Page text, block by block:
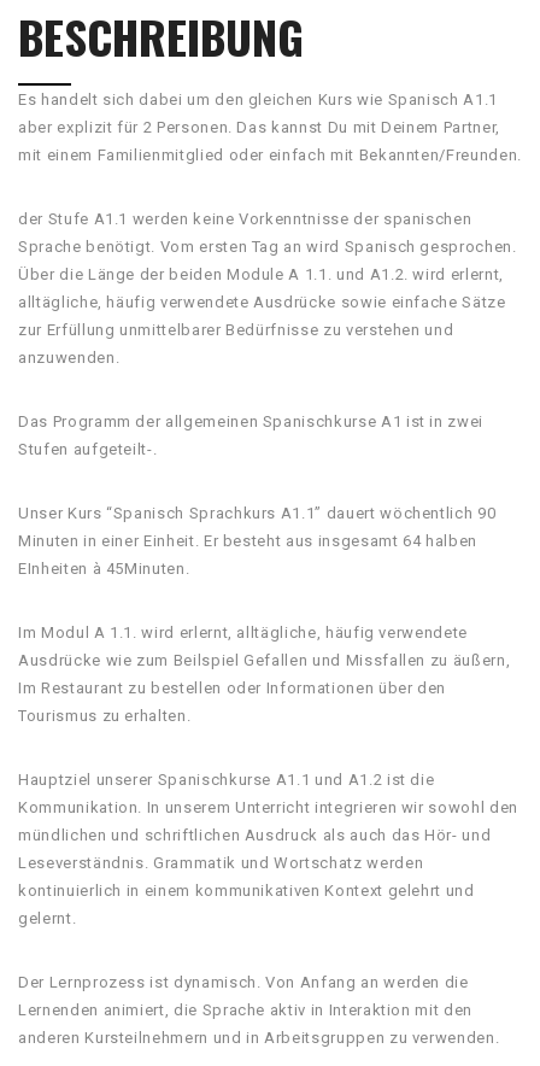
BESCHREIBUNG
Es handelt sich dabei um den gleichen Kurs wie Spanisch A1.1
aber explizit für 2 Personen. Das kannst Du mit Deinem Partner,
mit einem Familienmitglied oder einfach mit Bekannten/Freunden.
der Stufe A1.1 werden keine Vorkenntnisse der spanischen
Sprache benötigt. Vom ersten Tag an wird Spanisch gesprochen.
Über die Länge der beiden Module A 1.1. und A1.2. wird erlernt,
alltägliche, häufig verwendete Ausdrücke sowie einfache Sätze
zur Erfüllung unmittelbarer Bedürfnisse zu verstehen und
anzuwenden.
Das Programm der allgemeinen Spanischkurse A1 ist in zwei
Stufen aufgeteilt-.
Unser Kurs “Spanisch Sprachkurs A1.1” dauert wöchentlich 90
Minuten in einer Einheit. Er besteht aus insgesamt 64 halben
EInheiten à 45Minuten.
Im Modul A 1.1. wird erlernt, alltägliche, häufig verwendete
Ausdrücke wie zum Beilspiel Gefallen und Missfallen zu äußern,
Im Restaurant zu bestellen oder Informationen über den
Tourismus zu erhalten.
Hauptziel unserer Spanischkurse A1.1 und A1.2 ist die
Kommunikation. In unserem Unterricht integrieren wir sowohl den
mündlichen und schriftlichen Ausdruck als auch das Hör- und
Leseverständnis. Grammatik und Wortschatz werden
kontinuierlich in einem kommunikativen Kontext gelehrt und
gelernt.
Der Lernprozess ist dynamisch. Von Anfang an werden die
Lernenden animiert, die Sprache aktiv in Interaktion mit den
anderen Kursteilnehmern und in Arbeitsgruppen zu verwenden.